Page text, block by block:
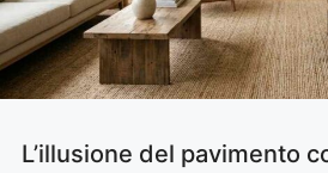
L’illusione del pavimento